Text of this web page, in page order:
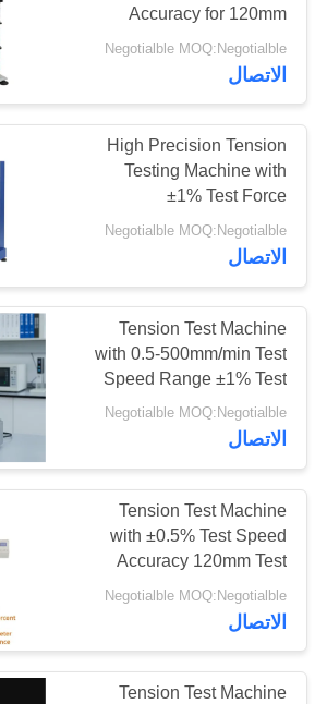
Accuracy for 120mm
Samples and 0.5-
500mm/min Speed
Range
Negotialble MOQ:Negotialble
الاتصال
High Precision Tension
Testing Machine with
±1% Test Force
Accuracy, 0.5-
500mm/min Speed
Range, and 0.001mm
Measurement
Negotialble MOQ:Negotialble
الاتصال
Tension Test Machine
with 0.5-500mm/min Test
Speed Range ±1% Test
Force Accuracy and
0.001mm Displacement
Measurement Accuracy
Negotialble MOQ:Negotialble
الاتصال
Tension Test Machine
with ±0.5% Test Speed
Accuracy 120mm Test
Diameter and 0.001mm
Displacement
Measurement Accuracy
Negotialble MOQ:Negotialble
الاتصال
Tension Test Machine